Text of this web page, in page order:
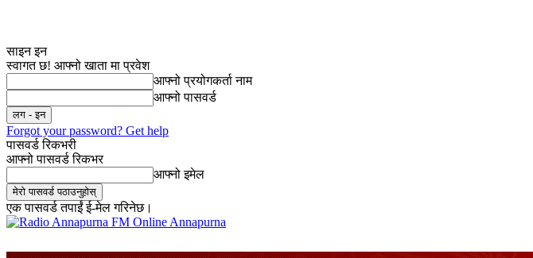
साइन इन
स्वागत छ! आफ्नो खाता मा प्रवेश
आफ्नो प्रयोगकर्ता नाम
आफ्नो पासवर्ड
Forgot your password? Get help
पासवर्ड रिकभरी
आफ्नो पासवर्ड रिकभर
आफ्नो इमेल
एक पासवर्ड तपाईं ई-मेल गरिनेछ।
Online Annapurna